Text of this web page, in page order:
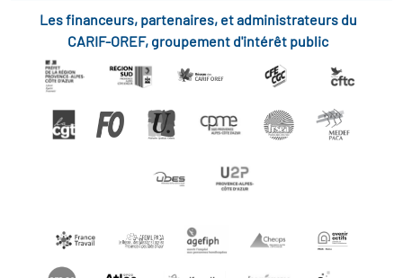
Les financeurs, partenaires, et administrateurs du
CARIF-OREF, groupement d'intérêt public